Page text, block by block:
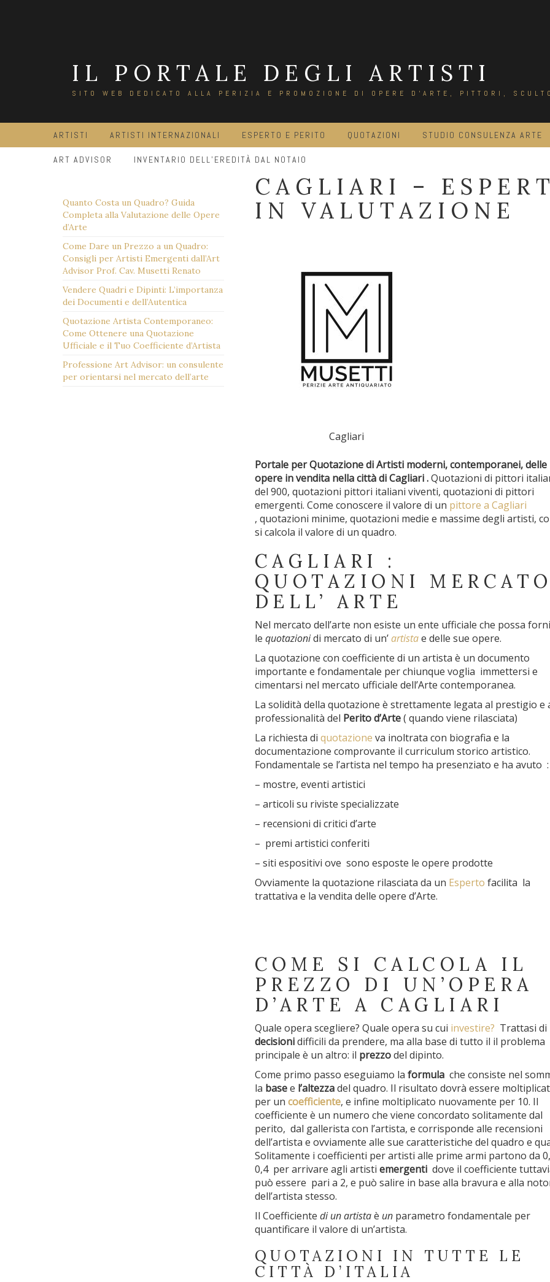
IL PORTALE DEGLI ARTISTI
SITO WEB DEDICATO ALLA PERIZIA E PROMOZIONE DI OPERE D'ARTE, PITTORI,
ARTISTI ARTISTI INTERNAZIONALI ESPERTO E PERITO QUOTAZIONI STUDIO CONSULENZA ARTE
ART ADVISOR INVENTARIO DELL’EREDITÀ DAL NOTAIO
Quanto Costa un Quadro? Guida
Completa alla Valutazione delle Opere
d’Arte
Come Dare un Prezzo a un Quadro:
Consigli per Artisti Emergenti dall’Art
Advisor Prof. Cav. Musetti Renato
Vendere Quadri e Dipinti: L’importanza
dei Documenti e dell’Autentica
Quotazione Artista Contemporaneo:
Come Ottenere una Quotazione
Ufficiale e il Tuo Coefficiente d’Artista
Professione Art Advisor: un consulente
per orientarsi nel mercato dell’arte
CAGLIARI –
IN VALUTAZIONE
Cagliari
Portale per Quotazione di Artisti moderni, contemporanei,
opere in vendita nella città di Cagliari .Quotazioni di pittori
del 900, quotazioni pittori italiani viventi, quotazioni di pittori
emergenti. Come conoscere il valore di un pittore a Cagliari
, quotazioni minime, quotazioni medie e massime degli artisti,
si calcola il valore di un quadro.
CAGLIARI :
QUOTAZIONI MERCATO
DELL’ ARTE
Nel mercato dell’arte non esiste un ente ufficiale che possa
le quotazionidi mercato di un’artistae delle sue opere.
La quotazione con coefficiente di un artista è un documento
importante e fondamentale per chiunque voglia immettersi e
cimentarsi nel mercato ufficiale dell’Arte contemporanea.
La solidità della quotazione è strettamente legata al prestigio e
professionalità del Perito d’Arte( quando viene rilasciata)
La richiesta di quotazione va inoltrata con biografia e la
documentazione comprovante il curriculum storico artistico.
Fondamentale se l’artista nel tempo ha presenziato e ha avuto :
– mostre, eventi artistici
– articoli su riviste specializzate
– recensioni di critici d’arte
– premi artistici conferiti
– siti espositivi ove sono esposte le opere prodotte
Ovviamente la quotazione rilasciata da un Esperto facilita la
trattativa e la vendita delle opere d’Arte.
COME SI CALCOLA IL
PREZZO DI UN’OPERA
D’ARTE A CAGLIARI
Quale opera scegliere? Quale opera su cui investire? Trattasi di
decisionidifficili da prendere, ma alla base di tutto il il problema
principale è un altro: il prezzodel dipinto.
Come primo passo eseguiamo la formulache consiste nel
la basee l’altezzadel quadro. Il risultato dovrà essere
per un coefficiente, e infine moltiplicato nuovamente per 10. Il
coefficiente è un numero che viene concordato solitamente dal
perito, dal gallerista con l’artista, e corrisponde alle recensioni
dell’artista e ovviamente alle sue caratteristiche del quadro e
Solitamente i coefficienti per artisti alle prime armi partono da
0,4 per arrivare agli artisti emergentidove il coefficiente
può essere pari a 2, e può salire in base alla bravura e alla
dell’artista stesso.
Il Coefficiente di un artistaè unparametro fondamentale per
quantificare il valore di un’artista.
QUOTAZIONI IN TUTTE LE
CITTÀ D’ITALIA